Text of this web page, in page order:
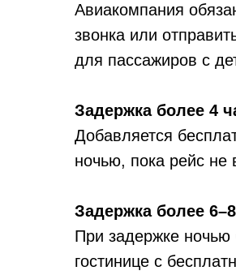
Авиакомпания
звонка или
для пассажиров с
Задержка более 4
Добавляется
ночью, пока рейс не
Задержка более
При задержке ночью
гостинице с